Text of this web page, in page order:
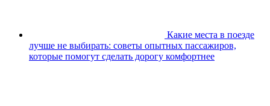
Какие места в поезде
лучше не выбирать: советы опытных пассажиров,
которые помогут сделать дорогу комфортнее